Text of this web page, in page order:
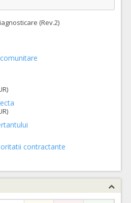
(Rev.2)
contractante